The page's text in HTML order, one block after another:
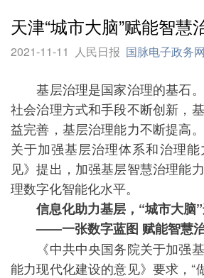
天津“城市大脑”赋能智慧
2021-11-11 人民日报 国脉电子政务网
基层治理是国家治理的基石。
社会治理方式和手段不断创新，
益完善，基层治理能力不断提高
关于加强基层治理体系和治理
见》提出，加强基层智慧治理能
理数字化智能化水平。
信息化助力基层，“城市大脑
——一张数字蓝图 赋能智慧
《中共中央国务院关于加强基
能力现代化建设的意见》要求，“